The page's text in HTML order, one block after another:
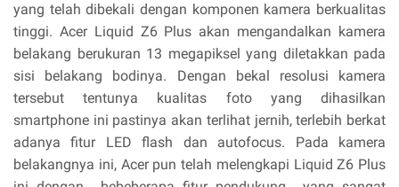
yang telah dibekali dengan komponen kamera berkualitas
tinggi. Acer Liquid Z6 Plus akan mengandalkan kamera
belakang berukuran 13 megapiksel yang diletakkan pada
sisi belakang bodinya. Dengan bekal resolusi kamera
tersebut tentunya kualitas foto yang dihasilkan
smartphone ini pastinya akan terlihat jernih, terlebih berkat
adanya fitur LED flash dan autofocus. Pada kamera
belakangnya ini, Acer pun telah melengkapi Liquid Z6 Plus